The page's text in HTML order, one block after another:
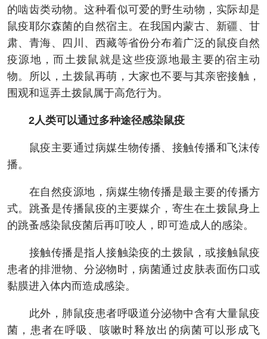
的啮齿类动物。这种看似可爱的野生动物，实际却是
鼠疫耶尔森菌的自然宿主。在我国内蒙古、新疆、甘
肃、青海、四川、西藏等省份分布着广泛的鼠疫自然
疫源地，而土拨鼠就是这些疫源地最主要的宿主动
物。所以，土拨鼠再萌，大家也不要与其亲密接触，
围观和逗弄土拨鼠属于高危行为。
2人类可以通过多种途径感染鼠疫
鼠疫主要通过病媒生物传播、接触传播和飞沫传
播。
在自然疫源地，病媒生物传播是最主要的传播方
式。跳蚤是传播鼠疫的主要媒介，寄生在土拨鼠身上
的跳蚤感染鼠疫菌后再叮咬人，即可造成人的感染。
接触传播是指人接触染疫的土拨鼠，或接触鼠疫
患者的排泄物、分泌物时，病菌通过皮肤表面伤口或
黏膜进入体内而造成感染。
此外，肺鼠疫患者呼吸道分泌物中含有大量鼠疫
菌，患者在呼吸、咳嗽时释放出的病菌可以形成飞